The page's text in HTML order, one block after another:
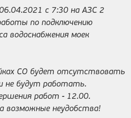
с 7:30 на АЗС 2
по подключению
водоснабжения моек
СО будет отсутствовать
не будут работать.
работ - 12.00.
возможные неудобства!